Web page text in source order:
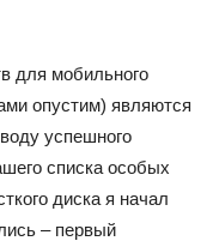
для мобильного
опустим) являются
успешного
списка особых
диска я начал
– первый